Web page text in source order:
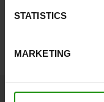
STATISTICS
MARKETING
Avis clients